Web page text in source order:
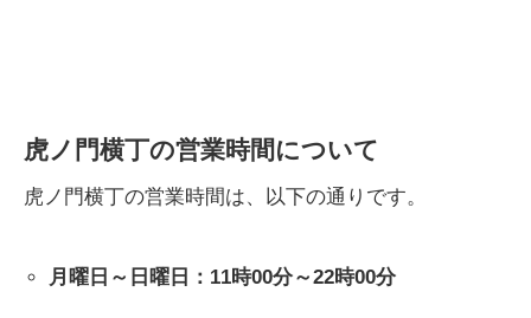
虎ノ門横丁の営業時間について
虎ノ門横丁の営業時間は、以下の通りです。
月曜日～日曜日：11時00分～22時00分